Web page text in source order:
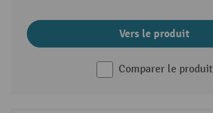
Vers le produit
Comparer le produit